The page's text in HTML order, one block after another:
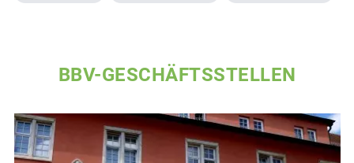
BBV-GESCHÄFTSSTELLEN